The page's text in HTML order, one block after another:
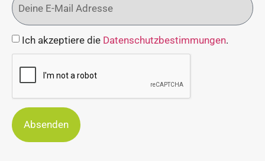
Ich akzeptiere die Datenschutzbestimmungen.
Absenden